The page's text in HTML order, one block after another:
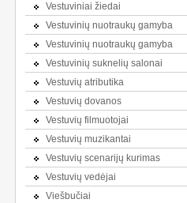
Vestuviniai žiedai
Vestuvinių nuotraukų gamyba
Vestuvinių nuotraukų gamyba
Vestuvinių suknelių salonai
Vestuvių atributika
Vestuvių dovanos
Vestuvių filmuotojai
Vestuvių muzikantai
Vestuvių scenarijų kurimas
Vestuvių vedėjai
Viešbučiai